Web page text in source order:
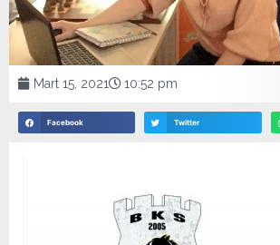
Mart 15, 2021 10:52 pm
Facebook Twitter